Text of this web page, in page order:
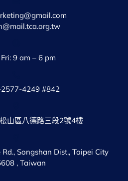
9 am – 6 pm
4249 #842
山區八德路三段2號4樓
Rd., Songshan Dist., Taipei City
, Taiwan